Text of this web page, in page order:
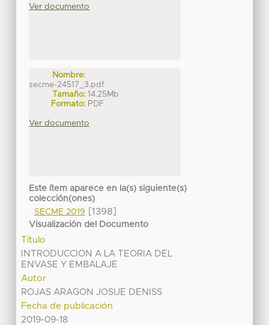
Ver documento
Nombre:
secme-24517_3.pdf
Tamaño: 14.25Mb
Formato: PDF
Ver documento
Este ítem aparece en la(s) siguiente(s)
colección(ones)
SECME 2019
[1398]
Visualización del Documento
Título
INTRODUCCION A LA TEORIA DEL
ENVASE Y EMBALAJE
Autor
ROJAS ARAGON JOSUE DENISS
Fecha de publicación
2019-09-18